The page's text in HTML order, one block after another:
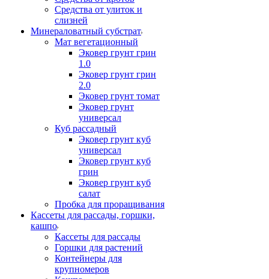
Средства от улиток и
слизней
Минераловатный субстрат
Мат вегетационный
Эковер грунт грин
1.0
Эковер грунт грин
2.0
Эковер грунт томат
Эковер грунт
универсал
Куб рассадный
Эковер грунт куб
универсал
Эковер грунт куб
грин
Эковер грунт куб
салат
Пробка для проращивания
Кассеты для рассады, горшки,
кашпо
Кассеты для рассады
Горшки для растений
Контейнеры для
крупномеров